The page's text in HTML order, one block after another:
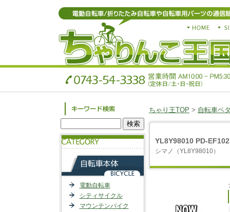
電動自転車
シティサイクル
マウンテンバイク
ちゃり王TOP > 自転車ペ
YL8Y98010 PD-
シマノ（YL8Y98010）